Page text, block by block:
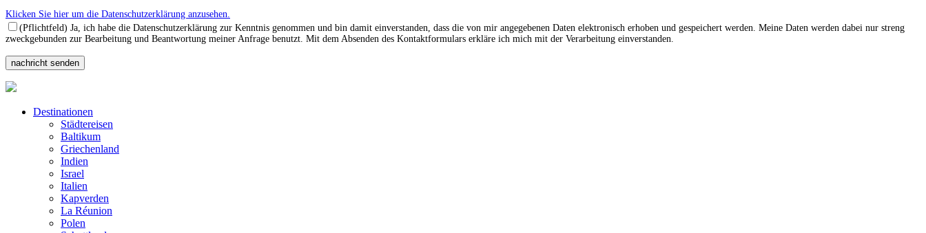
Klicken Sie hier um die Datenschutzerklärung anzusehen.
(Pflichtfeld) Ja, ich habe die Datenschutzerklärung zur Kenntnis genommen und bin damit einverstanden, dass die von mir angegebenen Daten elektronisch erhoben und gespeichert werden. Meine Daten werden dabei nur streng
zweckgebunden zur Bearbeitung und Beantwortung meiner Anfrage benutzt. Mit dem Absenden des Kontaktformulars erkläre ich mich mit der Verarbeitung einverstanden.
Destinationen
Städtereisen
Baltikum
Griechenland
Indien
Israel
Italien
Kapverden
La Réunion
Polen